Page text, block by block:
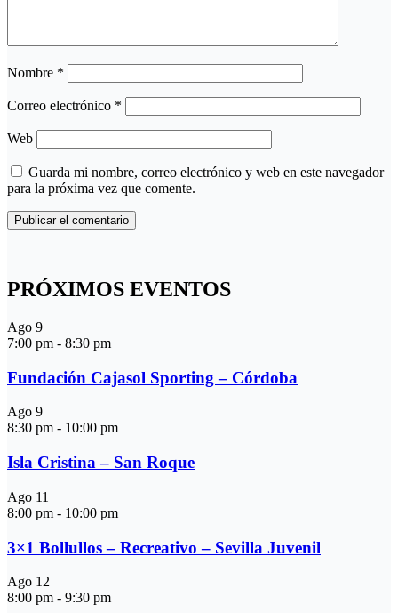
Nombre *
Correo electrónico *
Web
Guarda mi nombre, correo electrónico y web en este navegador
para la próxima vez que comente.
PRÓXIMOS EVENTOS
Ago 9
7:00 pm - 8:30 pm
Fundación Cajasol Sporting – Córdoba
Ago 9
8:30 pm - 10:00 pm
Isla Cristina – San Roque
Ago 11
8:00 pm - 10:00 pm
3×1 Bollullos – Recreativo – Sevilla Juvenil
Ago 12
8:00 pm - 9:30 pm